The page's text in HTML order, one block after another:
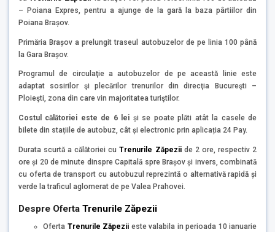
– Poiana Expres, pentru a ajunge de la gară la baza pârtiilor din
Poiana Brașov.
Primăria Brașov a prelungit traseul autobuzelor de pe linia 100 până
la Gara Brașov.
Programul de circulaţie a autobuzelor de pe această linie este
adaptat sosirilor şi plecărilor trenurilor din direcţia Bucureşti –
Ploieşti, zona din care vin majoritatea turiştilor.
Costul călătoriei este de 6 lei și se poate plăti atât la casele de
bilete din stațiile de autobuz, cât și electronic prin aplicația 24 Pay.
Durata scurtă a călătoriei cuTrenurile Zăpeziide 2 ore, respectiv 2
ore și 20 de minute dinspre Capitală spre Brașov și invers, combinată
cu oferta de transport cu autobuzul reprezintă o alternativă rapidă și
verde la traficul aglomerat de pe Valea Prahovei.
Despre Oferta Trenurile Zăpezii
Oferta Trenurile Zăpezii este valabila in perioada 10 ianuarie